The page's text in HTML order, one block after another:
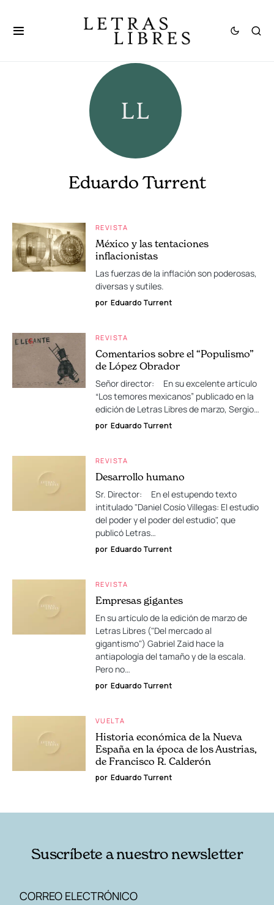
Eduardo Turrent
REVISTA
México y las tentaciones
inflacionistas
Las fuerzas de la inflación son poderosas,
diversas y sutiles.
por Eduardo Turrent
REVISTA
Comentarios sobre el “Populismo”
de López Obrador
Señor director: En su excelente artículo
“Los temores mexicanos” publicado en la
edición de Letras Libres de marzo, Sergio…
por Eduardo Turrent
REVISTA
Desarrollo humano
Sr. Director: En el estupendo texto
intitulado "Daniel Cosío Villegas: El estudio
del poder y el poder del estudio", que
publicó Letras…
por Eduardo Turrent
REVISTA
Empresas gigantes
En su artículo de la edición de marzo de
Letras Libres ("Del mercado al
gigantismo") Gabriel Zaid hace la
antiapología del tamaño y de la escala.
Pero no…
por Eduardo Turrent
VUELTA
Historia económica de la Nueva
España en la época de los Austrias,
de Francisco R. Calderón
por Eduardo Turrent
Suscríbete a nuestro newsletter